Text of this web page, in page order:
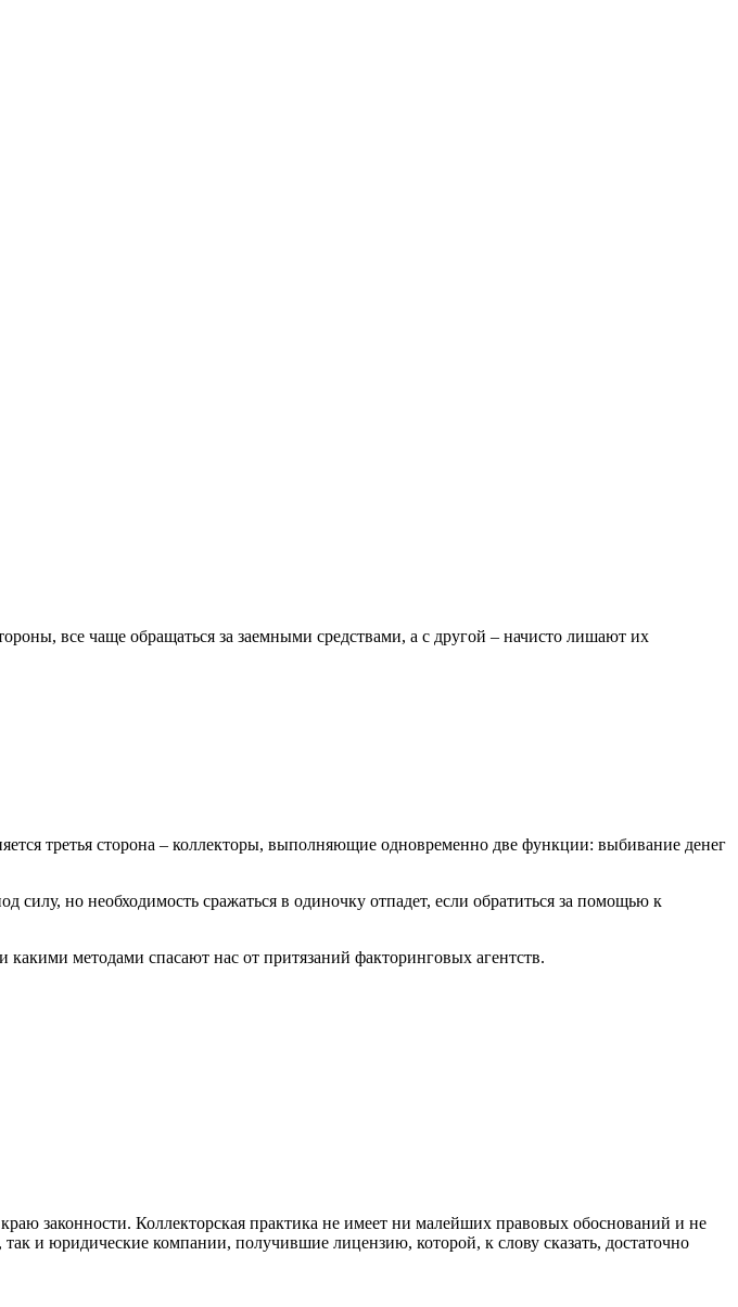
все чаще обращаться за заемными средствами, а с другой – начисто лишают их
третья сторона – коллекторы, выполняющие одновременно две функции: выбивание денег
но необходимость сражаться в одиночку отпадет, если обратиться за помощью к
какими методами спасают нас от притязаний факторинговых агентств.
законности. Коллекторская практика не имеет ни малейших правовых обоснований и не
и юридические компании, получившие лицензию, которой, к слову сказать, достаточно